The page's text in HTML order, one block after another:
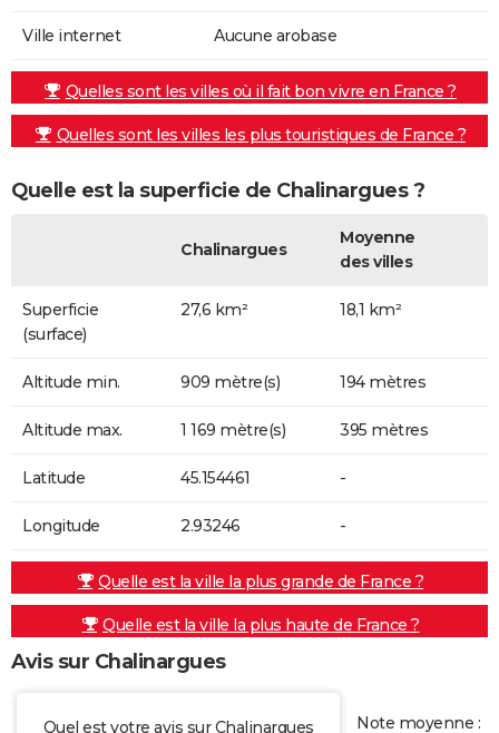
Ville internet Aucune arobase
Quelles sont les villes où il fait bon vivre en France ?
Quelles sont les villes les plus touristiques de France ?
Quelle est la superficie de Chalinargues ?
Chalinargues
Moyenne
des villes
Superficie
(surface)
27,6 km² 18,1 km²
Altitude min. 909 mètre(s) 194 mètres
Altitude max. 1 169 mètre(s) 395 mètres
Latitude 45.154461 -
Longitude 2.93246 -
Quelle est la ville la plus grande de France ?
Quelle est la ville la plus haute de France ?
Avis sur Chalinargues
Quel est votre avis sur Chalinargues Note moyenne :